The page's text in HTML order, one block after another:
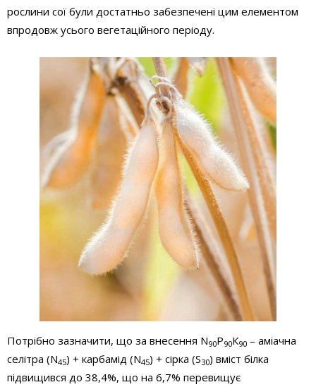
рослини сої були достатньо забезпечені цим елементом
впродовж усього вегетаційного періоду.
Потрібно зазначити, що за внесення N90Р90К90 – аміачна
селітра (N45) + карбамід (N45) + сірка (S30) вміст білка
підвищився до 38,4%, що на 6,7% перевищує